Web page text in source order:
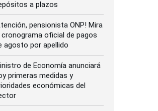
a plazos
pensionista ONP! Mira
cronograma oficial de pagos
agosto por apellido
de Economía anunciará
primeras medidas y
económicas del